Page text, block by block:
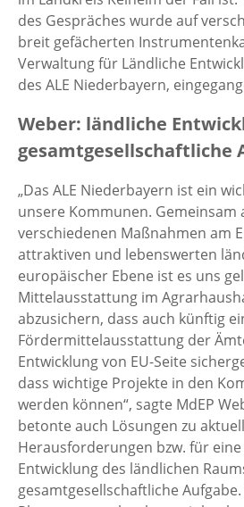
des Gespräches wurde auf
breit gefächerten
Verwaltung für Ländliche
des ALE Niederbayern,
Weber: ländliche
gesamtgesellschaftliche
„Das ALE Niederbayern ist ein
unsere Kommunen.
verschiedenen Maßnahmen am
attraktiven und lebenswerten
europäischer Ebene ist es uns
Mittelausstattung im
abzusichern, dass auch künftig
Fördermittelausstattung der
Entwicklung von EU-Seite
dass wichtige Projekte in den
werden können“, sagte MdEP
betonte auch Lösungen zu
Herausforderungen bzw. für
Entwicklung des ländlichen
gesamtgesellschaftliche